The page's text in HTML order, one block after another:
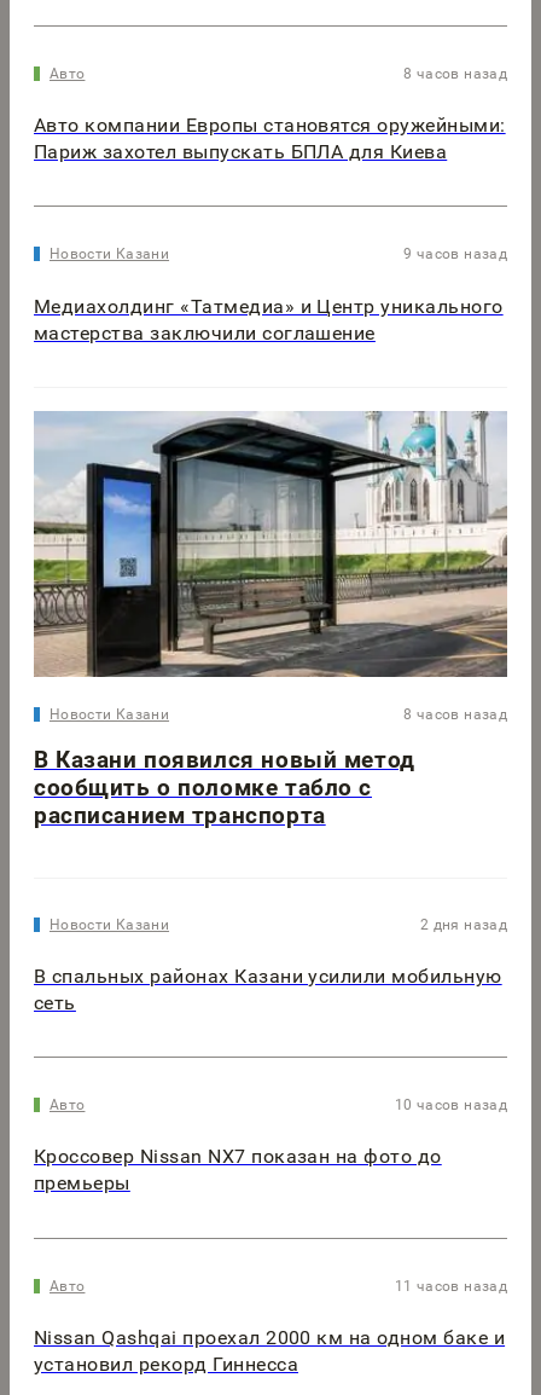
Авто 8 часов назад
Авто компании Европы становятся оружейными:
Париж захотел выпускать БПЛА для Киева
Новости Казани 9 часов назад
Медиахолдинг «Татмедиа» и Центр уникального
мастерства заключили соглашение
Новости Казани 8 часов назад
В Казани появился новый метод
сообщить о поломке табло с
расписанием транспорта
Новости Казани 2 дня назад
В спальных районах Казани усилили мобильную
сеть
Авто 10 часов назад
Кроссовер Nissan NX7 показан на фото до
премьеры
Авто 11 часов назад
Nissan Qashqai проехал 2000 км на одном баке и
установил рекорд Гиннесса